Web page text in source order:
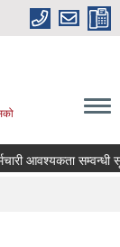
आवश्यकता सम्वन्धी सूचना